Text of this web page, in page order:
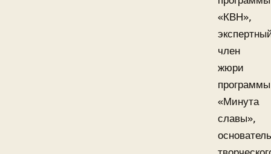
«КВН»,
член
жюри
программы
«Минута
славы»,
основатель